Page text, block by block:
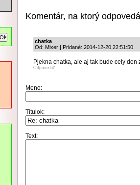
Komentár, na ktorý
chatka
Od: Mixer | Pridané: 2014-12-20 22:51:50
Pjekna chatka, ale aj tak bude cely
Odpovedať
Meno:
Titulok:
Text: